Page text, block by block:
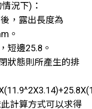
況下)：
，露出長度為
。
短邊25.8。
狀態則所產生的排
計算方式可以求得